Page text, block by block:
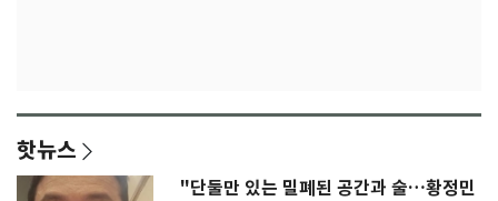
핫뉴스
"단둘만 있는 밀폐된 공간과 술…황정민